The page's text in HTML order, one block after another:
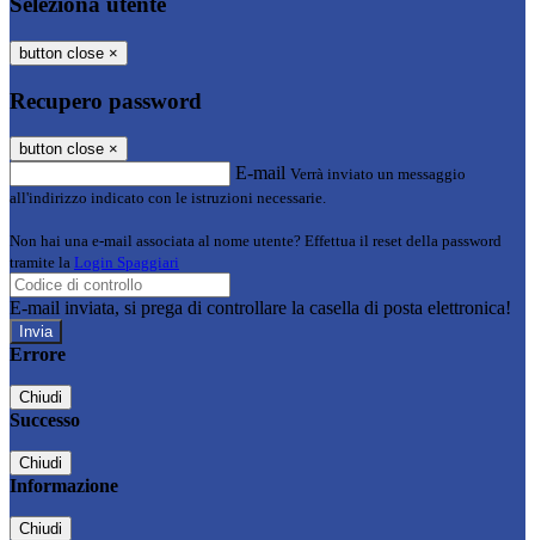
button close ×
Recupero password
button close ×
E-mail Verrà inviato un messaggio
all'indirizzo indicato con le istruzioni necessarie.
Non hai una e-mail associata al nome utente? Effettua il reset della password
tramite la Login Spaggiari
E-mail inviata, si prega di controllare la casella di posta elettronica!
Errore
Chiudi
Successo
Chiudi
Informazione
Chiudi